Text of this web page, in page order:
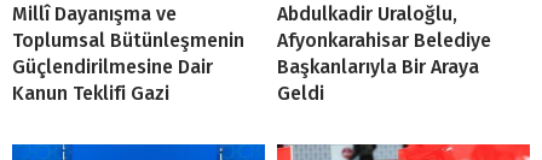
Millî Dayanışma ve
Toplumsal Bütünleşmenin
Güçlendirilmesine Dair
Kanun Teklifi Gazi
Abdulkadir Uraloğlu,
Afyonkarahisar Belediye
Başkanlarıyla Bir Araya
Geldi